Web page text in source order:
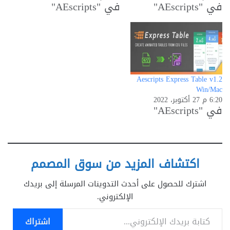
في "AEscripts" في "AEscripts"
Aescripts Express Table v1.2
Win/Mac
6:20 م 27 أكتوبر، 2022
في "AEscripts"
اكتشاف المزيد من سوق المصمم
اشترك للحصول على أحدث التدوينات المرسلة إلى بريدك
الإلكتروني.
كتابة بريدك الإلكتروني...
اشتراك